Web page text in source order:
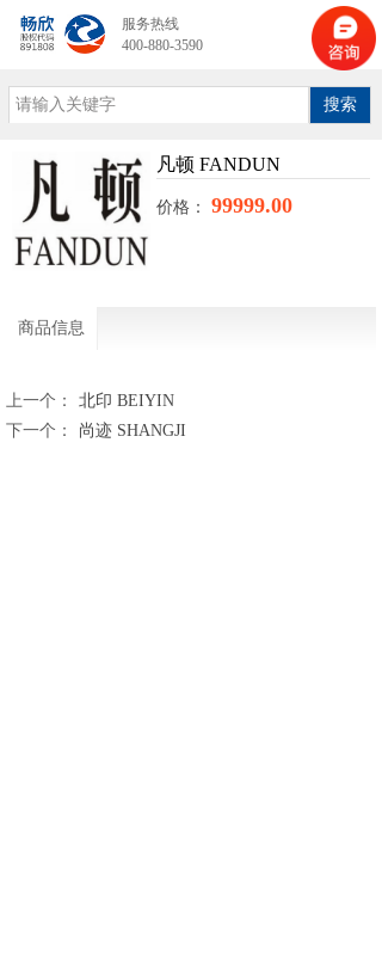
搜索
凡顿 FANDUN
价格： 99999.00
商品信息
上一个：
北印 BEIYIN
下一个：
尚迹 SHANGJI
服务热线
400-880-3590